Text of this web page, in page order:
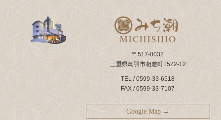
〒517-0032
三重県鳥羽市相差町1522-12
TEL / 0599-33-6518
FAX / 0599-33-7107
Google Map →